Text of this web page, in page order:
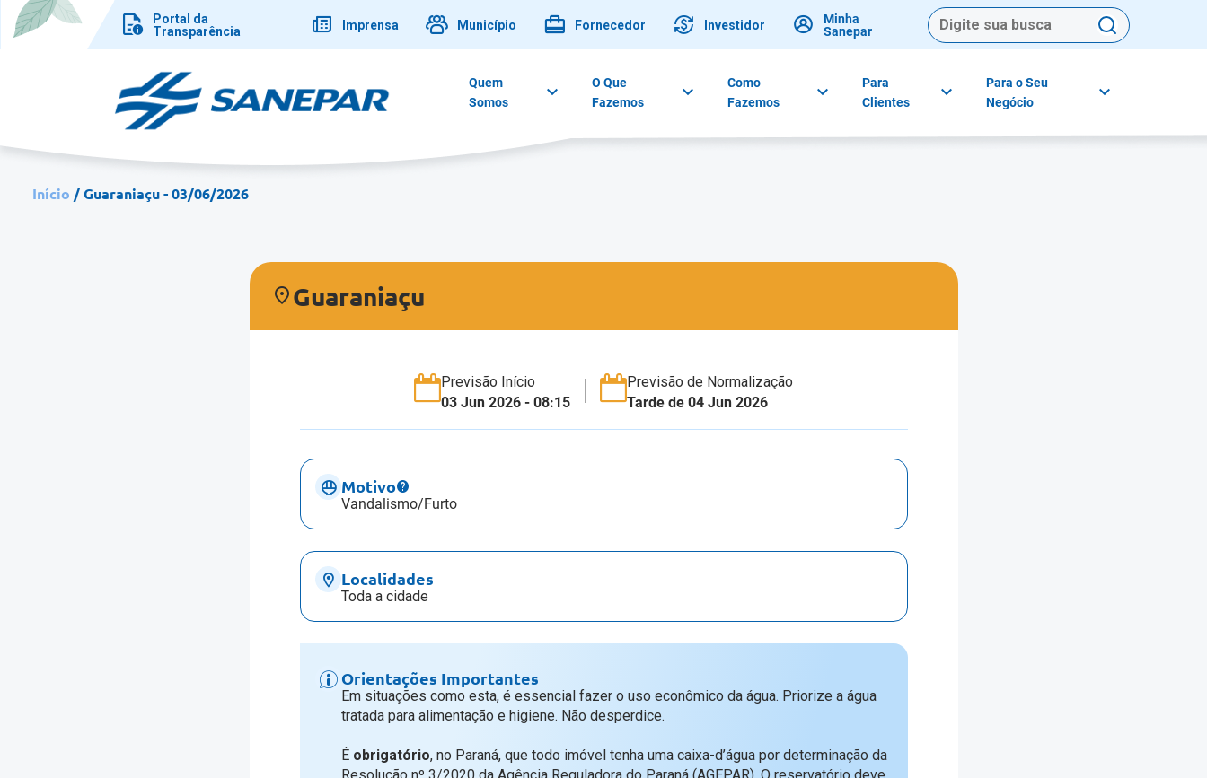
Pular
para
conteúdo
Portal da
Transparência
Imprensa Município Fornecedor Investidor
Minha
Sanepar
Quem
Somos
O Que
Fazemos
Como
Fazemos
Para
Clientes
Para o Seu
Negócio
Início Guaraniaçu - 03/06/2026
Guaraniaçu
Previsão Início
03 Jun 2026 - 08:15
Previsão de Normalização
Tarde de 04 Jun 2026
Motivo
Vandalismo/Furto
Localidades
Toda a cidade
Orientações Importantes
Em situações como esta, é essencial fazer o uso econômico da água. Priorize a água
tratada para alimentação e higiene. Não desperdice.
É obrigatório, no Paraná, que todo imóvel tenha uma caixa-d’água por determinação da